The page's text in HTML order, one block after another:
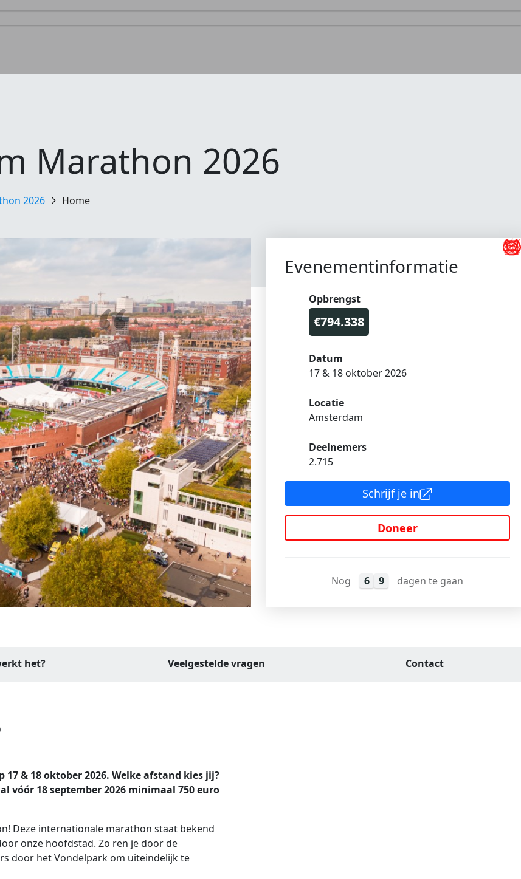
Marathon 2026
2026 Home
Evenementinformatie
Opbrengst
€794.338
Datum
17 & 18 oktober 2026
Locatie
Amsterdam
Deelnemers
2.715
Schrijf je in
Doneer
Nog 6 9 dagen te gaan
het? Veelgestelde vragen Contact
& 18 oktober 2026. Welke afstand kies jij?
vóór 18 september 2026 minimaal 750 euro
Deze internationale marathon staat bekend
onze hoofdstad. Zo ren je door de
door het Vondelpark om uiteindelijk te